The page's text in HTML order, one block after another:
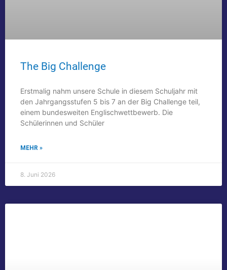
The Big Challenge
Erstmalig nahm unsere Schule in diesem Schuljahr mit
den Jahrgangsstufen 5 bis 7 an der Big Challenge teil,
einem bundesweiten Englischwettbewerb. Die
Schülerinnen und Schüler
MEHR »
8. Juni 2026